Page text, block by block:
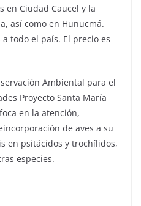
en Ciudad Caucel y la
así como en Hunucmá.
todo el país. El precio es
Ambiental para el
Proyecto Santa María
en la atención,
de aves a su
en psitácidos y trochílidos,
especies.